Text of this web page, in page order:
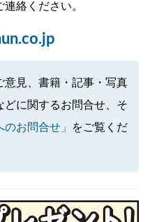
絡ください。
意見、書籍・記事・写真
に関するお問合せ、そ
のお問合せ」
をご覧くだ